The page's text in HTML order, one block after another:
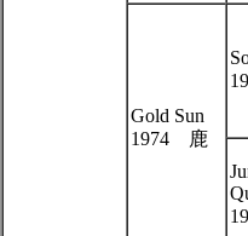
Gold Sun
1974 鹿